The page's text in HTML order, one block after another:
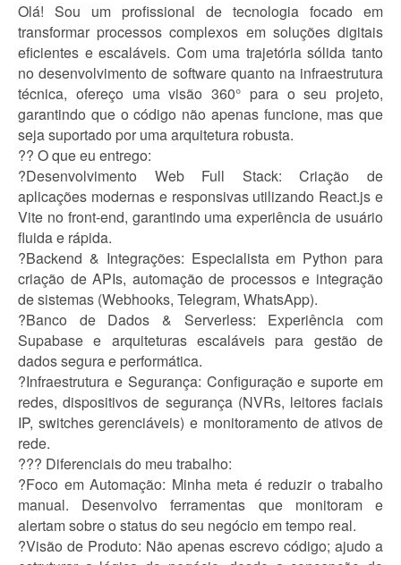
Olá! Sou um profissional de tecnologia focado em
transformar processos complexos em soluções digitais
eficientes e escaláveis. Com uma trajetória sólida tanto
no desenvolvimento de software quanto na infraestrutura
técnica, ofereço uma visão 360° para o seu projeto,
garantindo que o código não apenas funcione, mas que
seja suportado por uma arquitetura robusta.
?? O que eu entrego:
?Desenvolvimento Web Full Stack: Criação de
aplicações modernas e responsivas utilizando React.js e
Vite no front-end, garantindo uma experiência de usuário
fluida e rápida.
?Backend & Integrações: Especialista em Python para
criação de APIs, automação de processos e integração
de sistemas (Webhooks, Telegram, WhatsApp).
?Banco de Dados & Serverless: Experiência com
Supabase e arquiteturas escaláveis para gestão de
dados segura e performática.
?Infraestrutura e Segurança: Configuração e suporte em
redes, dispositivos de segurança (NVRs, leitores faciais
IP, switches gerenciáveis) e monitoramento de ativos de
rede.
??? Diferenciais do meu trabalho:
?Foco em Automação: Minha meta é reduzir o trabalho
manual. Desenvolvo ferramentas que monitoram e
alertam sobre o status do seu negócio em tempo real.
?Visão de Produto: Não apenas escrevo código; ajudo a